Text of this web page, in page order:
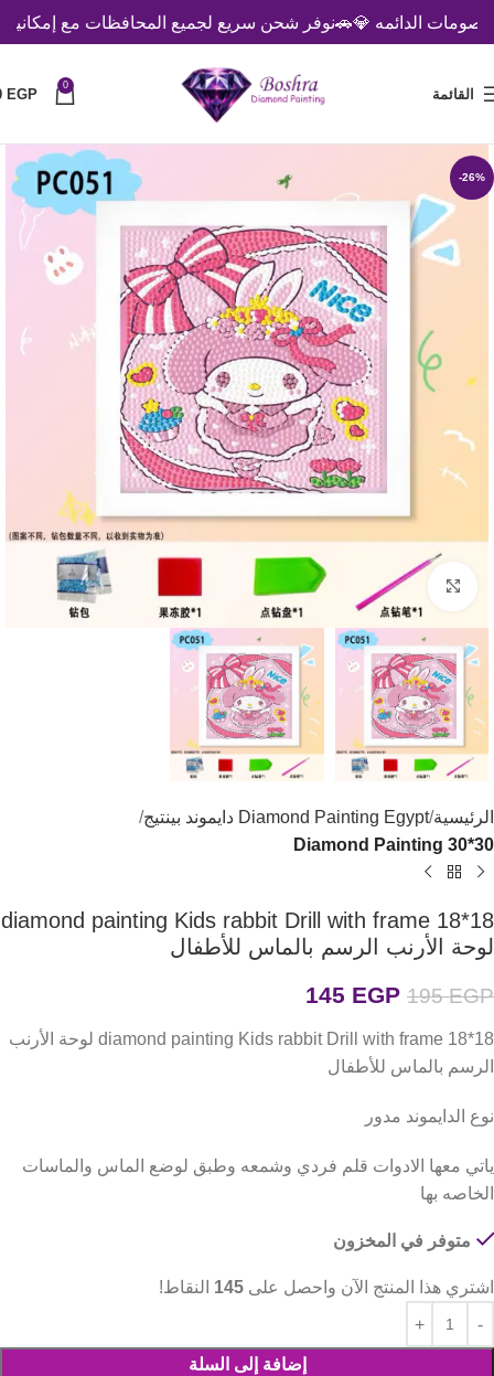
🚗نوفر شحن سريع لجميع المحافظات مع إمكانية الدائمه 💎
القائمة
0
EGP
-26%
اضغط للتكبير
الرئيسية Diamond Painting Egypt دايموند بينتيج
Diamond Painting 30*30
diamond painting Kids rabbit Drill with frame 18*18
لوحة الأرنب الرسم بالماس للأطفال
195EGP
145 EGP
diamond painting Kids rabbit Drill with frame 18*18 لوحة الأرنب
الرسم بالماس للأطفال
نوع الدايموند مدور
ياتي معها الادوات قلم فردي وشمعه وطبق لوضع الماس والماسات
الخاصه بها
متوفر في المخزون
اشتري هذا المنتج الآن واحصل على 145 النقاط!
إضافة إلى السلة